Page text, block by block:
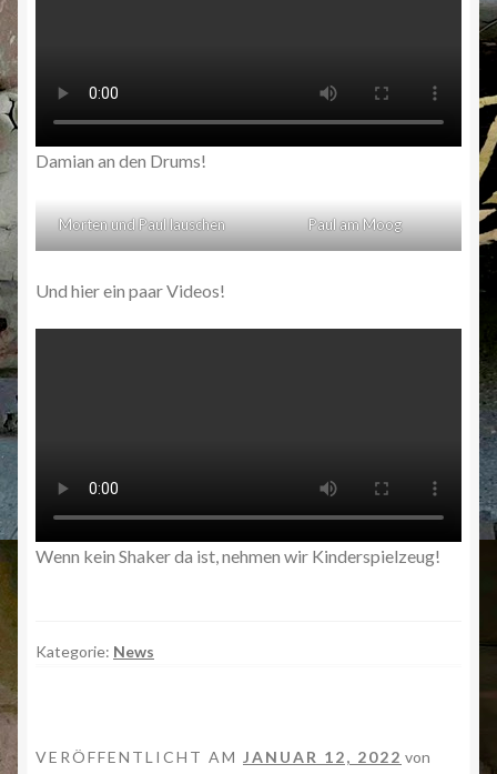
Damian an den Drums!
Morten und Paul lauschen Paul am Moog
Und hier ein paar Videos!
Wenn kein Shaker da ist, nehmen wir Kinderspielzeug!
Kategorie: News
VERÖFFENTLICHT AM JANUAR 12, 2022 von